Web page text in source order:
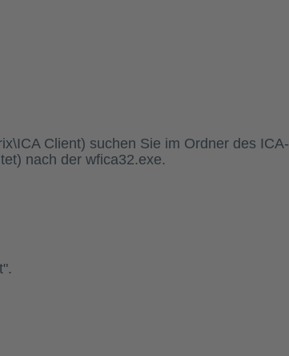
Client) suchen Sie im Ordner des ICA-
nach der wfica32.exe.